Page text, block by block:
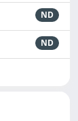
ND
ND